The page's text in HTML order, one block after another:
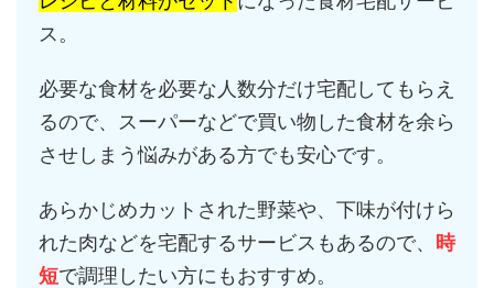
ス。
必要な食材を必要な人数分だけ宅配してもらえ
るので、スーパーなどで買い物した食材を余ら
させしまう悩みがある方でも安心です。
あらかじめカットされた野菜や、下味が付けら
れた肉などを宅配するサービスもあるので、
時
短で調理したい方にもおすすめ。